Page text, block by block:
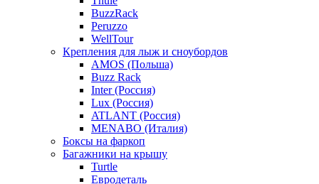
BuzzRack
Peruzzo
WellTour
Крепления для лыж и сноубордов
AMOS (Польша)
Buzz Rack
Inter (Россия)
Lux (Россия)
ATLANT (Россия)
MENABO (Италия)
Боксы на фаркоп
Багажники на крышу
Turtle
Евродеталь